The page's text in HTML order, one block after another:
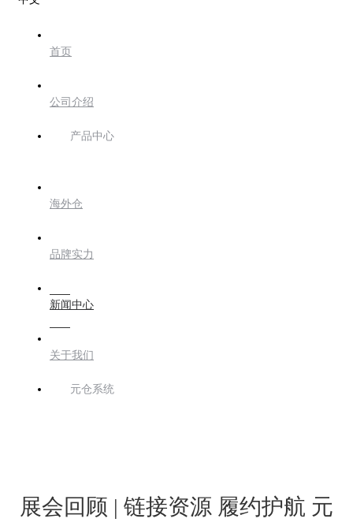
首页
公司介绍
产品中心
海外仓
品牌实力
新闻中心
关于我们
元仓系统
展会回顾 | 链接资源 履约护航 元